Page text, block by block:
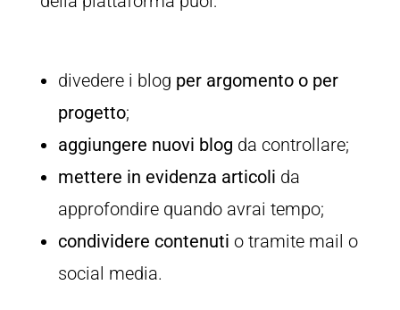
divedere i blog per argomento o per
progetto;
aggiungere nuovi blog da controllare;
mettere in evidenza articoli da
approfondire quando avrai tempo;
condividere contenuti o tramite mail o
social media.